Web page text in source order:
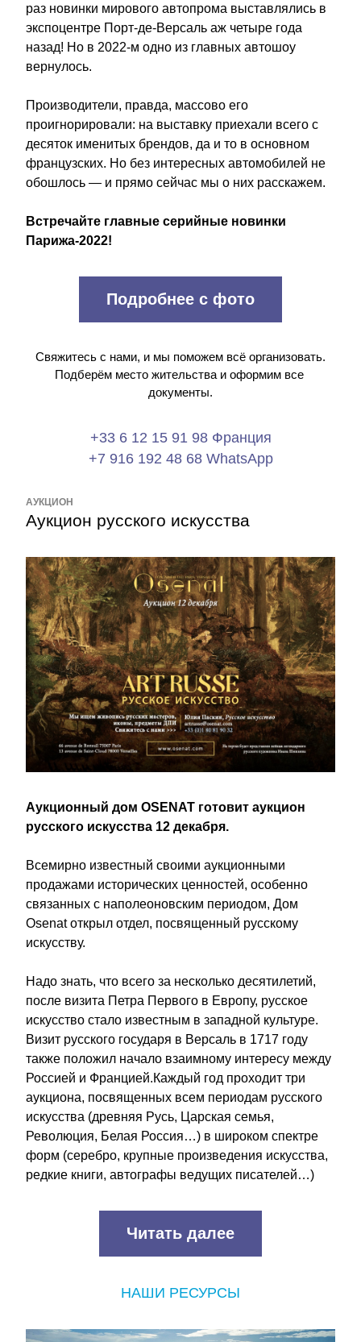
раз новинки мирового автопрома выставлялись в
экспоцентре Порт-де-Версаль аж четыре года
назад! Но в 2022-м одно из главных автошоу
вернулось.
Производители, правда, массово его
проигнорировали: на выставку приехали всего с
десяток именитых брендов, да и то в основном
французских. Но без интересных автомобилей не
обошлось — и прямо сейчас мы о них расскажем.
Встречайте главные серийные новинки
Парижа-2022!
Подробнее с фото
Свяжитесь с нами, и мы поможем всё организовать.
Подберём место жительства и оформим все
документы.
+33 6 12 15 91 98 Франция
+7 916 192 48 68 WhatsApp
АУКЦИОН
Аукцион русского искусства
Аукционный дом OSENAT готовит аукцион
русского искусства 12 декабря.
Всемирно известный своими аукционными
продажами исторических ценностей, особенно
связанных с наполеоновским периодом, Дом
Osenat открыл отдел, посвященный русскому
искусству.
Надо знать, что всего за несколько десятилетий,
после визита Петра Первого в Европу, русское
искусство стало известным в западной культуре.
Визит русского государя в Версаль в 1717 году
также положил начало взаимному интересу между
Россией и Францией.Каждый год проходит три
аукциона, посвященных всем периодам русского
искусства (древняя Русь, Царская семья,
Революция, Белая Россия…) в широком спектре
форм (серебро, крупные произведения искусства,
редкие книги, автографы ведущих писателей…)
Читать далее
НАШИ РЕСУРСЫ